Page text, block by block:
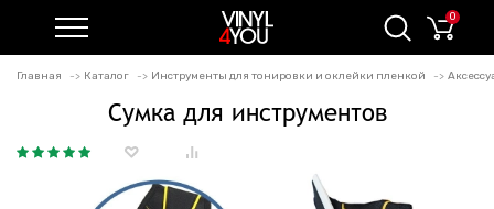
0
Главная Каталог Инструменты для тонировки и оклейки пленкой
Сумка для инструментов